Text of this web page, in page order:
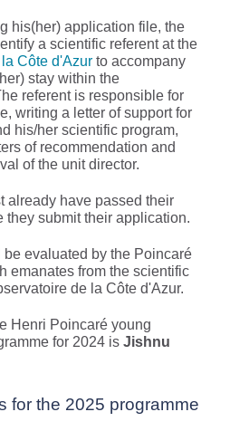
his(her) application file, the
a scientific referent at the
Côte d'Azur to accompany
stay within the
referent is responsible for
writing a letter of support for
his/her scientific program,
of recommendation and
of the unit director.
already have passed their
they submit their application.
evaluated by the Poincaré
emanates from the scientific
de la Côte d'Azur.
Henri Poincaré young
for 2024 is Jishnu
for the 2025 programme